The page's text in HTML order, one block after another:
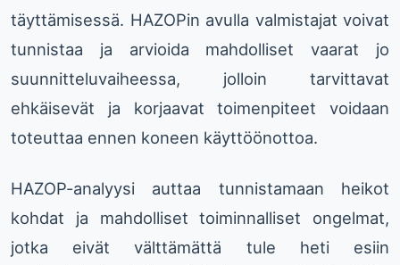
täyttämisessä. HAZOPin avulla valmistajat voivat
tunnistaa ja arvioida mahdolliset vaarat jo
suunnitteluvaiheessa, jolloin tarvittavat
ehkäisevät ja korjaavat toimenpiteet voidaan
toteuttaa ennen koneen käyttöönottoa.
HAZOP-analyysi auttaa tunnistamaan heikot
kohdat ja mahdolliset toiminnalliset ongelmat,
jotka eivät välttämättä tule heti esiin